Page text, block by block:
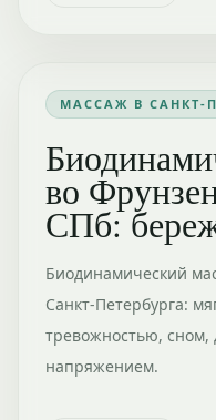
МАССАЖ В САНКТ-
во
СПб:
Биодинамический
Санкт-Петербурга:
тревожностью,
напряжением.